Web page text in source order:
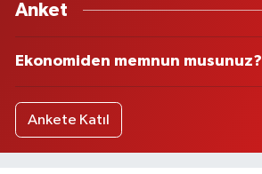
Anket
Ekonomiden memnun musunuz?
Ankete Katıl